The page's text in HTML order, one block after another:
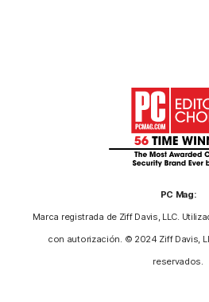
PC Mag:
Marca registrada de Ziff Davis, LLC.
con autorización. © 2024 Ziff Davis,
reservados.